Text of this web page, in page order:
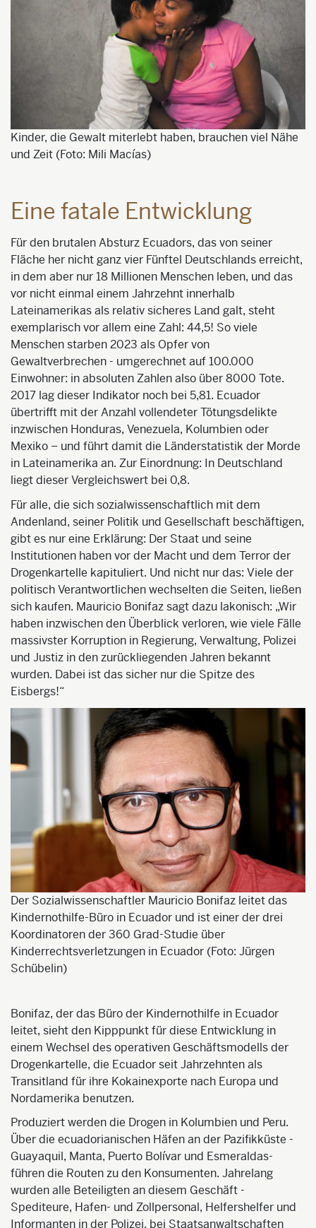
Kinder, die Gewalt miterlebt haben, brauchen viel Nähe
und Zeit (Foto: Mili Macías)
Eine fatale Entwicklung
Für den brutalen Absturz Ecuadors, das von seiner
Fläche her nicht ganz vier Fünftel Deutschlands erreicht,
in dem aber nur 18 Millionen Menschen leben, und das
vor nicht einmal einem Jahrzehnt innerhalb
Lateinamerikas als relativ sicheres Land galt, steht
exemplarisch vor allem eine Zahl: 44,5! So viele
Menschen starben 2023 als Opfer von
Gewaltverbrechen - umgerechnet auf 100.000
Einwohner: in absoluten Zahlen also über 8000 Tote.
2017 lag dieser Indikator noch bei 5,81. Ecuador
übertrifft mit der Anzahl vollendeter Tötungsdelikte
inzwischen Honduras, Venezuela, Kolumbien oder
Mexiko – und führt damit die Länderstatistik der Morde
in Lateinamerika an. Zur Einordnung: In Deutschland
liegt dieserVergleichswert bei 0,8.
Für alle, die sich sozialwissenschaftlich mit dem
Andenland, seiner Politik und Gesellschaft beschäftigen,
gibt es nur eine Erklärung: Der Staat und seine
Institutionen haben vor der Macht und dem Terror der
Drogenkartelle kapituliert. Und nicht nur das: Viele der
politisch Verantwortlichen wechselten die Seiten, ließen
sich kaufen. Mauricio Bonifaz sagt dazu lakonisch: „Wir
haben inzwischen den Überblick verloren, wie viele Fälle
massivster Korruption in Regierung, Verwaltung, Polizei
und Justiz in den zurückliegenden Jahren bekannt
wurden. Dabei ist das sicher nur die Spitze des
Eisbergs!“
Der Sozialwissenschaftler Mauricio Bonifaz leitet das
Kindernothilfe-Büro in Ecuador und ist einer der drei
Koordinatoren der 360 Grad-Studie über
Kinderrechtsverletzungen in Ecuador (Foto: Jürgen
Schübelin)
Bonifaz, der das Büro der Kindernothilfe in Ecuador
leitet, sieht den Kipppunkt für diese Entwicklung in
einem Wechsel des operativen Geschäftsmodells der
Drogenkartelle, die Ecuador seit Jahrzehnten als
Transitland für ihre Kokainexporte nach Europa und
Nordamerika benutzen.
Produziert werden die Drogen in Kolumbien und Peru.
Über die ecuadorianischen Häfen an der Pazifikküste -
Guayaquil, Manta, Puerto Bolívar und Esmeraldas-
führen die Routen zu den Konsumenten. Jahrelang
wurden alle Beteiligten an diesem Geschäft -
Spediteure, Hafen- und Zollpersonal, Helfershelfer und
Informanten in der Polizei, bei Staatsanwaltschaften